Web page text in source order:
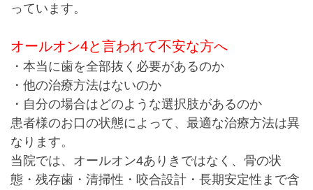
っています。
オールオン4と言われて不安な方へ
・本当に歯を全部抜く必要があるのか
・他の治療方法はないのか
・自分の場合はどのような選択肢があるのか
患者様のお口の状態によって、最適な治療方法は異
なります。
当院では、 オールオン4ありきではなく、 骨の状
態・残存歯・清掃性・咬合設計・長期安定性まで含